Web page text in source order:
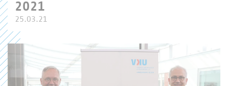
2021
25.03.21